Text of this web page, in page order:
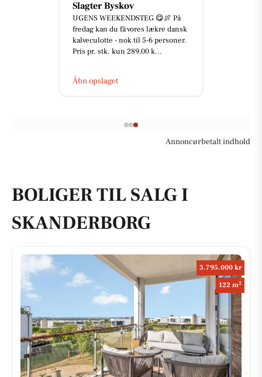
Slagter Byskov
UGENS WEEKENDSTEG 😋🍖 På
fredag kan du få vores lækre dansk
kalveculotte - nok til 5-6 personer.
Pris pr. stk. kun 289,00 k...
Åbn opslaget
Annoncørbetalt indhold
BOLIGER TIL SALG I
SKANDERBORG
3.795.000 kr
122 m2